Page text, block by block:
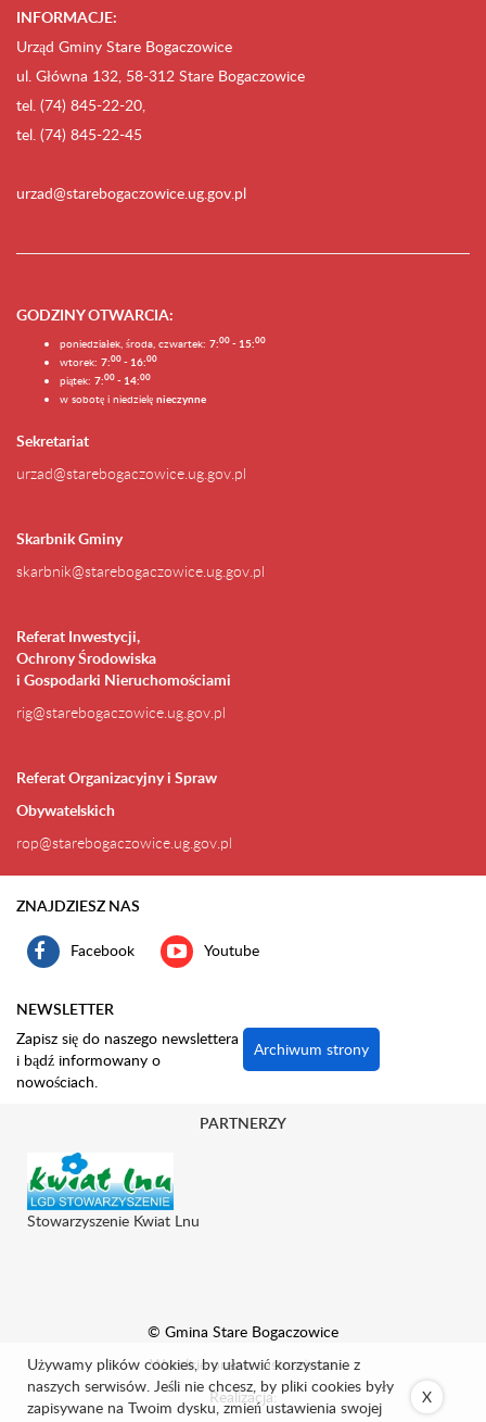
INFORMACJE:
Urząd Gminy Stare Bogaczowice
ul. Główna 132, 58-312 Stare Bogaczowice
tel. (74) 845-22-20,
tel. (74) 845-22-45
urzad@starebogaczowice.ug.gov.pl
GODZINY OTWARCIA:
poniedziałek, środa, czwartek: 7:00 - 15:00
wtorek: 7:00 - 16:00
piątek: 7:00 - 14:00
w sobotę i niedzielę nieczynne
Sekretariat
urzad@starebogaczowice.ug.gov.pl
Skarbnik Gminy
skarbnik@starebogaczowice.ug.gov.pl
Referat Inwestycji,
Ochrony Środowiska
i Gospodarki Nieruchomościami
rig@starebogaczowice.ug.gov.pl
Referat Organizacyjny i Spraw
Obywatelskich
rop@starebogaczowice.ug.gov.pl
ZNAJDZIESZ NAS
Facebook Youtube
NEWSLETTER
Zapisz się do naszego newslettera
i bądź informowany o
nowościach.
Archiwum strony
© Gmina Stare Bogaczowice
Wszelkie prawa zastrzeżone.
Realizacja:
PARTNERZY
Stowarzyszenie Kwiat Lnu
Używamy plików cookies, by ułatwić korzystanie z
naszych serwisów. Jeśli nie chcesz, by pliki cookies były
zapisywane na Twoim dysku, zmień ustawienia swojej
X